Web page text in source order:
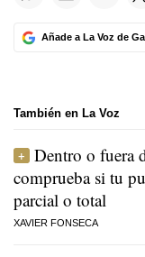
Añade a La Voz de
También en La Voz
Dentro o fuera
comprueba si tu
parcial o total
XAVIER FONSECA